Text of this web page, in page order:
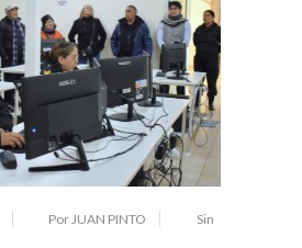
Por JUAN PINTO
Sin